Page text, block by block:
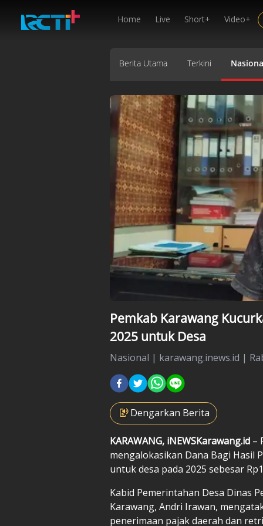
Home Live Short+ Video+
Berita Utama Terkini
Pemkab Karawang
2025 untuk Desa
Nasional | karawang.inews.id |
Dengarkan Berita
KARAWANG, iNEWSKarawang.id –
mengalokasikan Dana Bagi Hasil
untuk desa pada 2025 sebesar
Kabid Pemerintahan Desa Dinas
Karawang, Andri Irawan,
penerimaan pajak daerah dan